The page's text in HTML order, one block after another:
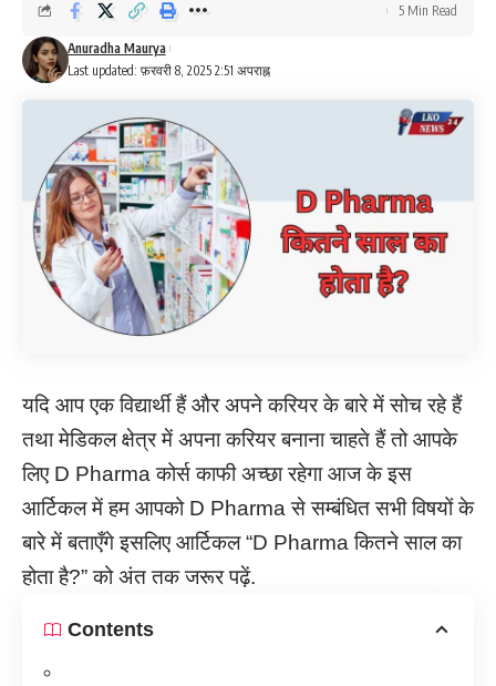
Last updated: फ़रवरी 8, 2025 2:51 अपराह्न
Anuradha Maurya
5 Min Read
यदि आप एक विद्यार्थी हैं और अपने करियर के बारे में सोच रहे हैं
तथा मेडिकल क्षेत्र में अपना करियर बनाना चाहते हैं तो आपके
लिए D Pharma कोर्स काफी अच्छा रहेगा आज के इस
आर्टिकल में हम आपको D Pharma से सम्बंधित सभी विषयों के
बारे में बताएँगे इसलिए आर्टिकल “D Pharma कितने साल का
होता है?” को अंत तक जरूर पढ़ें.
Contents